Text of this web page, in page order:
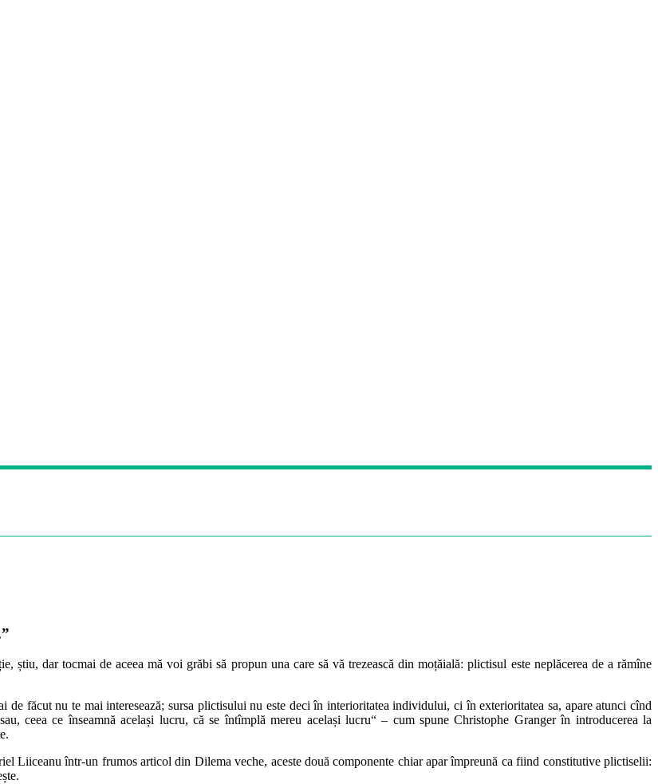
dar tocmai de aceea mă voi grăbi să propun una care să vă trezească din moțăială: plictisul este neplăcerea de a rămîne
făcut nu te mai interesează; sursa plictisului nu este deci în interioritatea individului, ci în exterioritatea sa, apare atunci cînd
ceea ce înseamnă același lucru, că se întîmplă mereu același lucru“ – cum spune Christophe Granger în introducerea la
Liiceanu într-un frumos articol din Dilema veche, aceste două componente chiar apar împreună ca fiind constitutive plictiselii: